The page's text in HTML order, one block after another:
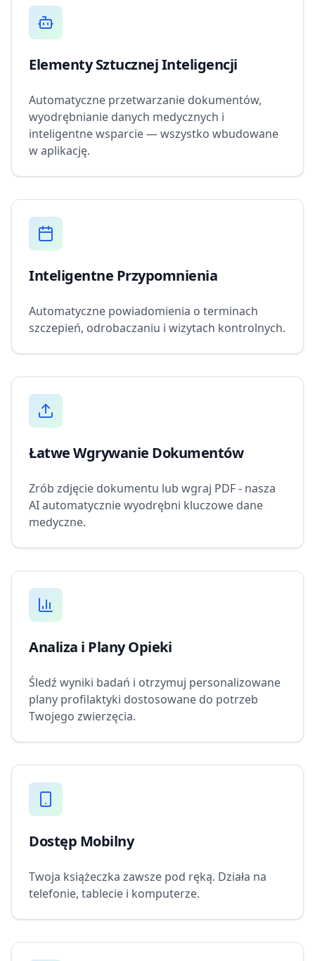
Elementy Sztucznej Inteligencji
Automatyczne przetwarzanie dokumentów,
wyodrębnianie danych medycznych i
inteligentne wsparcie — wszystko wbudowane
w aplikację.
Inteligentne Przypomnienia
Automatyczne powiadomienia o terminach
szczepień, odrobaczaniu i wizytach kontrolnych.
Łatwe Wgrywanie Dokumentów
Zrób zdjęcie dokumentu lub wgraj PDF - nasza
AI automatycznie wyodrębni kluczowe dane
medyczne.
Analiza i Plany Opieki
Śledź wyniki badań i otrzymuj personalizowane
plany profilaktyki dostosowane do potrzeb
Twojego zwierzęcia.
Dostęp Mobilny
Twoja książeczka zawsze pod ręką. Działa na
telefonie, tablecie i komputerze.